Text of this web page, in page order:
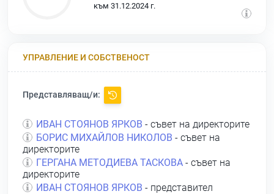
към 31.12.2024 г.
УПРАВЛЕНИЕ И СОБСТВЕНОСТ
Представляващ/и:
ИВАН СТОЯНОВ ЯРКОВ - съвет на директорите
БОРИС МИХАЙЛОВ НИКОЛОВ - съвет на
директорите
ГЕРГАНА МЕТОДИЕВА ТАСКОВА - съвет на
директорите
ИВАН СТОЯНОВ ЯРКОВ - представител